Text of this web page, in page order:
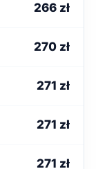
266 zł
270 zł
271 zł
271 zł
271 zł